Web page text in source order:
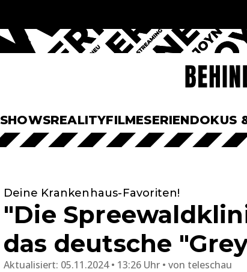
SHOWSREALITYFILMESERIENDOKUS
Deine Krankenhaus-Favoriten!
"Die
das deutsche
Aktualisiert: 05.11.2024 • 13:26 Uhr von teleschau